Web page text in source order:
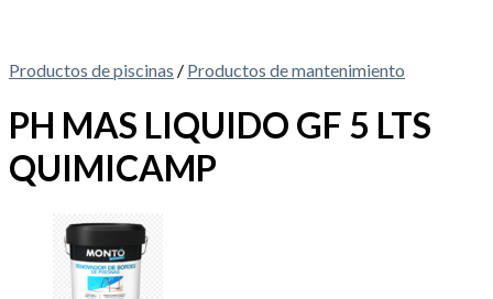
Productos de piscinas / Productos de mantenimiento
PH MAS LIQUIDO GF 5 LTS
QUIMICAMP